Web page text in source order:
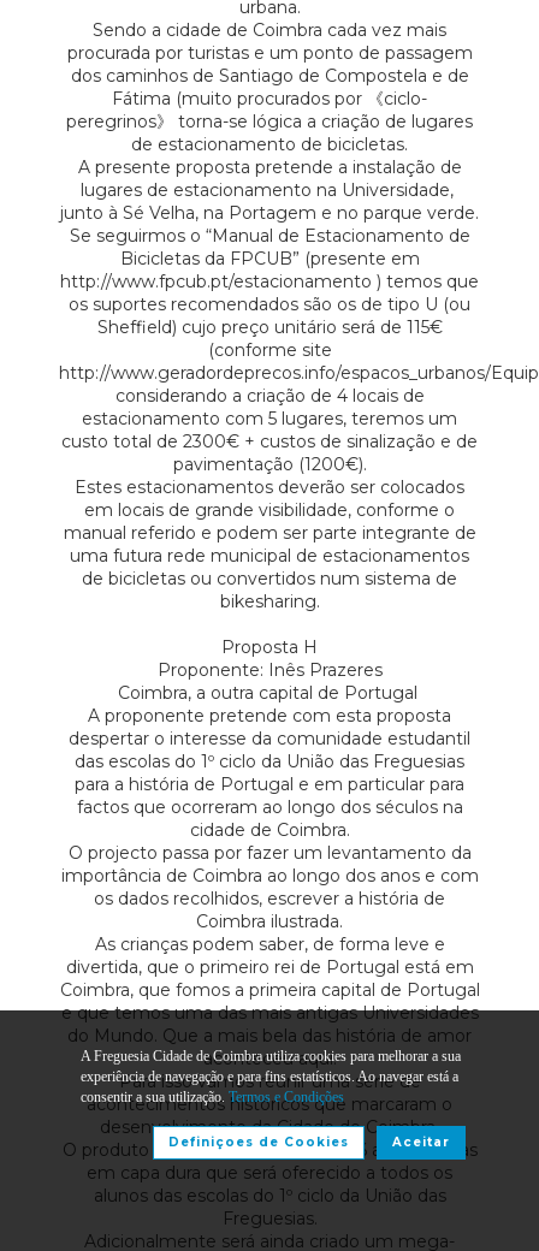
urbana.
Sendo a cidade de Coimbra cada vez mais
procurada por turistas e um ponto de passagem
dos caminhos de Santiago de Compostela e de
Fátima (muito procurados por 《ciclo-
peregrinos》 torna-se lógica a criação de lugares
de estacionamento de bicicletas.
A presente proposta pretende a instalação de
lugares de estacionamento na Universidade,
junto à Sé Velha, na Portagem e no parque verde.
Se seguirmos o “Manual de Estacionamento de
Bicicletas da FPCUB” (presente em
http://www.fpcub.pt/estacionamento ) temos que
os suportes recomendados são os de tipo U (ou
Sheffield) cujo preço unitário será de 115€
(conforme site
http://www.geradordeprecos.info/espacos_urbanos/
considerando a criação de 4 locais de
estacionamento com 5 lugares, teremos um
custo total de 2300€ + custos de sinalização e de
pavimentação (1200€).
Estes estacionamentos deverão ser colocados
em locais de grande visibilidade, conforme o
manual referido e podem ser parte integrante de
uma futura rede municipal de estacionamentos
de bicicletas ou convertidos num sistema de
bikesharing.
Proposta H
Proponente: Inês Prazeres
Coimbra, a outra capital de Portugal
A proponente pretende com esta proposta
despertar o interesse da comunidade estudantil
das escolas do 1º ciclo da União das Freguesias
para a história de Portugal e em particular para
factos que ocorreram ao longo dos séculos na
cidade de Coimbra.
O projecto passa por fazer um levantamento da
importância de Coimbra ao longo dos anos e com
os dados recolhidos, escrever a história de
Coimbra ilustrada.
As crianças podem saber, de forma leve e
divertida, que o primeiro rei de Portugal está em
Coimbra, que fomos a primeira capital de Portugal
e que temos uma das mais antigas Universidades
do Mundo. Que a mais bela das história de amor
aconteceu aqui.
Para isso vamos reunir uma série de
acontecimentos históricos que marcaram o
desenvolvimento da Cidade de Coimbra.
O produto final será um livro com 36 a 44 páginas
em capa dura que será oferecido a todos os
alunos das escolas do 1º ciclo da União das
Freguesias.
Adicionalmente será ainda criado um mega-
A Freguesia Cidade de Coimbra utiliza cookies para melhorar a sua
experiência de navegação e para fins estatísticos. Ao navegar está a
consentir a sua utilização. Termos e Condições
Aceitar
Definiçoes de Cookies